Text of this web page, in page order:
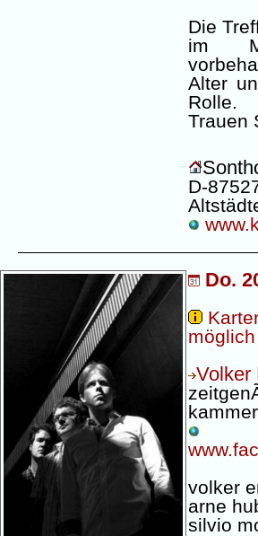
Die
im
Alter
Rolle.
Trauen
D-
Do.
möglich
Volker
volker
arne
silvio